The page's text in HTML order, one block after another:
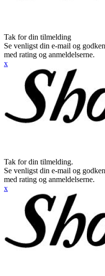
Tak for din tilmelding
Se venligst din e-mail og
med rating og anmeldelserne.
x
Tak for din tilmelding.
Se venligst din e-mail og
med rating og anmeldelserne.
x